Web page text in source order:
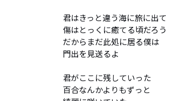
君はきっと違う海に旅に出て
傷はとっくに癒てる頃だろう
だからまだ此処に居る僕は
門出を見送るよ
君がここに残していった
百合なんかよりもずっと